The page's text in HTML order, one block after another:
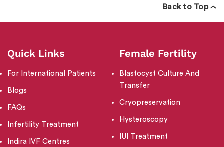
Back to Top
Quick Links
For International Patients
Blogs
FAQs
Infertility Treatment
Indira IVF Centres
Female Fertility
Blastocyst Culture And
Transfer
Cryopreservation
Hysteroscopy
IUI Treatment